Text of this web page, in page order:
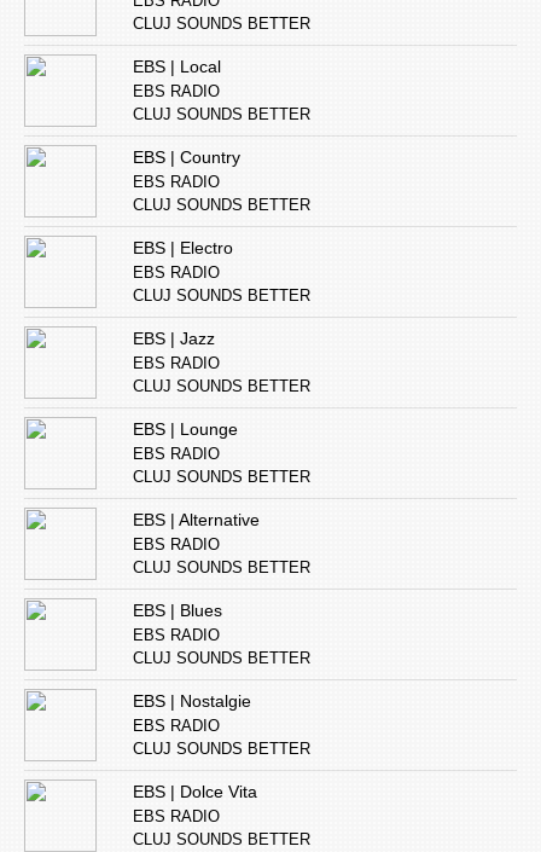
CLUJ SOUNDS BETTER
EBS | Local
EBS RADIO
CLUJ SOUNDS BETTER
EBS | Country
EBS RADIO
CLUJ SOUNDS BETTER
EBS | Electro
EBS RADIO
CLUJ SOUNDS BETTER
EBS | Jazz
EBS RADIO
CLUJ SOUNDS BETTER
EBS | Lounge
EBS RADIO
CLUJ SOUNDS BETTER
EBS | Alternative
EBS RADIO
CLUJ SOUNDS BETTER
EBS | Blues
EBS RADIO
CLUJ SOUNDS BETTER
EBS | Nostalgie
EBS RADIO
CLUJ SOUNDS BETTER
EBS | Dolce Vita
EBS RADIO
CLUJ SOUNDS BETTER